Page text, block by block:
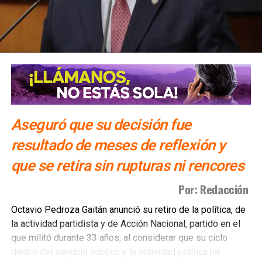
Aseguró que su decisión fue
resultado de meses de reflexión y
que se retira sin rupturas ni rencores
Por: Redacción
Octavio Pedroza Gaitán anunció su retiro de la política, de
la actividad partidista y de Acción Nacional, partido en el
que militó durante 33 años, al considerar que su ciclo
dentro del servicio público y la actividad política ha